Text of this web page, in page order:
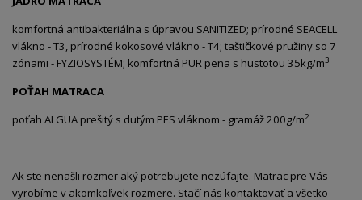
komfortná antibakteriálna s úpravou SANITIZED; prírodné SEACELL
vlákno - T3, prírodné kokosové vlákno - T4; taštičkové pružiny so 7
zónami - FYZIOSYSTÉM; komfortná PUR pena s hustotou 35kg/m3
POŤAH MATRACA
poťah ALGUA prešitý s dutým PES vláknom - gramáž 200g/m2
Ak ste nenašli rozmer aký potrebujete nezúfajte. Matrac pre Vás
vyrobíme v akomkoľvek rozmere. Stačí nás kontaktovať a všetko